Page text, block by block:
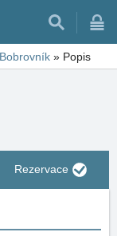
» Popis
Rezervace